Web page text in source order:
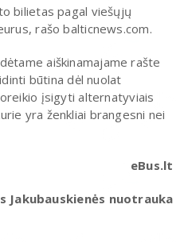
bilietas pagal viešųjų
rašo balticnews.com.
aiškinamajame rašte
būtina dėl nuolat
įsigyti alternatyviais
yra ženkliai brangesni nei
eBus.lt
Jakubauskienės nuotrauka